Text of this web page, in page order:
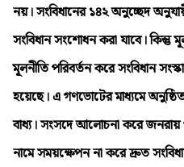
নয়। সংবিধানের ১৪২ অনুচ্ছেদ
সংবিধান সংশোধন করা যাবে। কিন্তু
মূলনীতি পরিবর্তন করে সংবিধান
হয়েছে। এ গণভোটের মাধ্যমে
বাধ্য। সংসদে আলোচনা করে জনরায়
নামে সময়ক্ষেপন না করে দ্রুত